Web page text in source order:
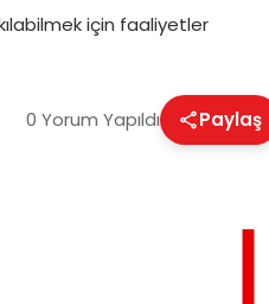
kılabilmek için faaliyetler
0 Yorum Yapıldı Paylaş